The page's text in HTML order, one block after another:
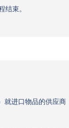
结束。
就进口物品的供应